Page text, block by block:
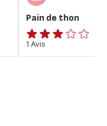
Pain de thon
Avis
3
1 Avis